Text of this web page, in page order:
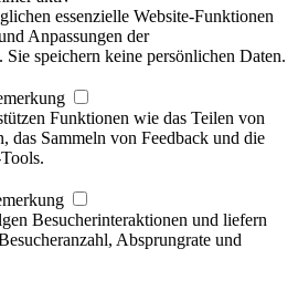
essenzielle Website-Funktionen
Anpassungen der
speichern keine persönlichen Daten.
Funktionen wie das Teilen von
das Sammeln von Feedback und die
Besucherinteraktionen und liefern
Absprungrate und